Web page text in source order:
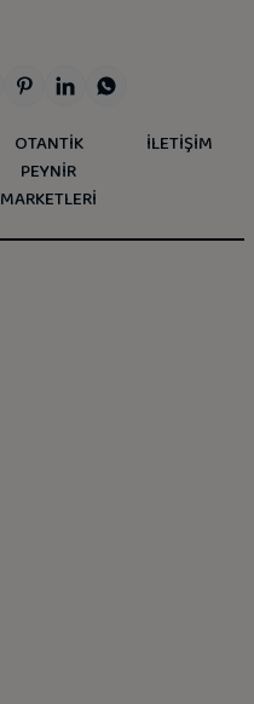
OTANTİK
PEYNİR
MARKETLERİ
İLETİŞİM